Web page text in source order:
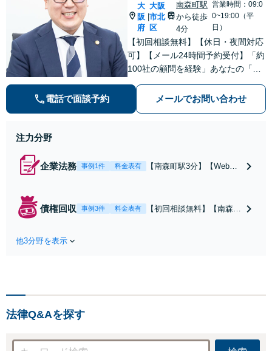
大
阪
府
大阪
市北
区
南森町駅
から徒歩
4分
営業時間：09:0
0~19:00（平
日）
【初回相談無料】【休日・夜間対応
可】【メール24時間予約受付】「約
100社の顧問を経験」あなたの「あ
める方の力になるため、幅広い知識
でご依頼者を全力でサポートしま
電話で面談予約 メールでお問い合わせ
注力分野
企業法務 事例1件 料金表有
【南森町駅3分】【Web面
だけでなく、問題を発生さ
債権回収 事例3件 料金表有
【初回相談無料】【南森町
法書士、社会保険労務士な
他3分野を表示
法律Q&Aを探す